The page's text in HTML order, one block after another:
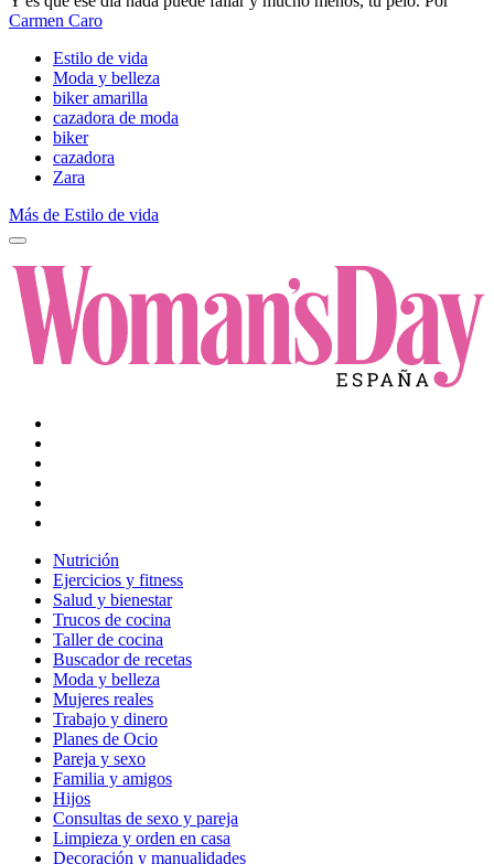
Carmen Caro
Estilo de vida
Moda y belleza
biker amarilla
cazadora de moda
biker
cazadora
Zara
Más de Estilo de vida
Nutrición
Ejercicios y fitness
Salud y bienestar
Trucos de cocina
Taller de cocina
Buscador de recetas
Moda y belleza
Mujeres reales
Trabajo y dinero
Planes de Ocio
Pareja y sexo
Familia y amigos
Hijos
Consultas de sexo y pareja
Limpieza y orden en casa
Decoración y manualidades